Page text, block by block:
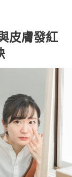
皮膚發紅